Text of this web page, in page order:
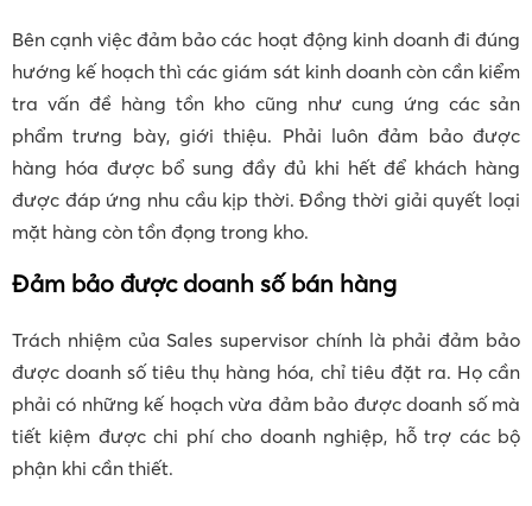
Bên cạnh việc đảm bảo các hoạt động kinh doanh đi đúng
hướng kế hoạch thì các giám sát kinh doanh còn cần kiểm
tra vấn đề hàng tồn kho cũng như cung ứng các sản
phẩm trưng bày, giới thiệu. Phải luôn đảm bảo được
hàng hóa được bổ sung đầy đủ khi hết để khách hàng
được đáp ứng nhu cầu kịp thời. Đồng thời giải quyết loại
mặt hàng còn tồn đọng trong kho.
Đảm bảo được doanh số bán hàng
Trách nhiệm của Sales supervisor chính là phải đảm bảo
được doanh số tiêu thụ hàng hóa, chỉ tiêu đặt ra. Họ cần
phải có những kế hoạch vừa đảm bảo được doanh số mà
tiết kiệm được chi phí cho doanh nghiệp, hỗ trợ các bộ
phận khi cần thiết.